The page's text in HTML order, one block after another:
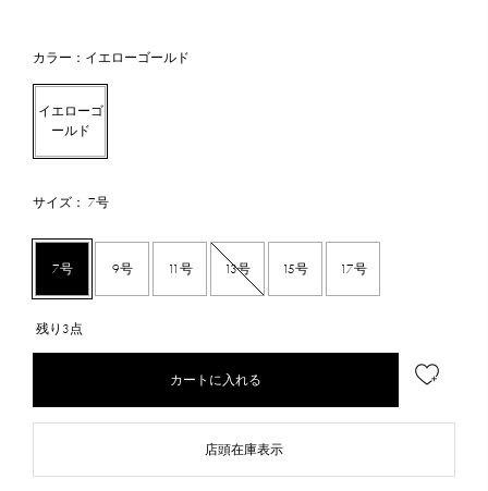
カラー：イエローゴールド
イエローゴ
ールド
サイズ： 7号
7号 9号 11号 13号 15号 17号
残り3点
カートに入れる
店頭在庫表示